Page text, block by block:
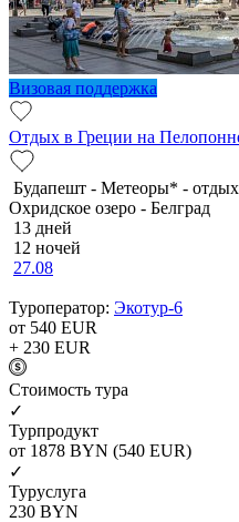
Визовая поддержка
Отдых в Греции на
Будапешт - Метеоры* -
Охридское озеро - Белград
13 дней
12 ночей
27.08
Туроператор: Экотур-6
от 540 EUR
+ 230 EUR
Cтоимость тура
✓
Турпродукт
от 1878 BYN (540 EUR)
✓
Туруслуга
230 BYN